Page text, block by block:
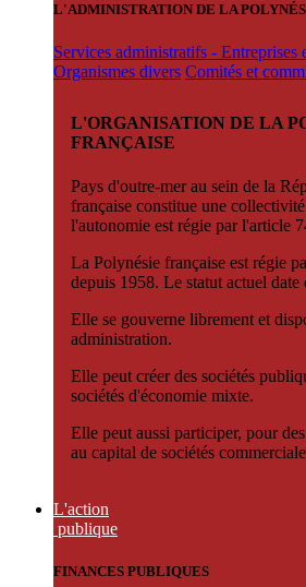
L'ADMINISTRATION DE LA
Services administratifs - Entreprises
Organismes divers Comités et
L'ORGANISATION DE LA
FRANÇAISE
Pays d'outre-mer au sein de la
française constitue une
l'autonomie est régie par l'article
La Polynésie française est régie
depuis 1958. Le statut actuel date
Elle se gouverne librement et
administration.
Elle peut créer des sociétés
sociétés d'économie mixte.
Elle peut aussi participer, pour
au capital de sociétés
L'action
publique
FINANCES PUBLIQUES